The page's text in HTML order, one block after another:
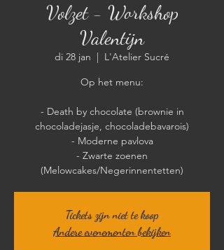
Volzet - Workshop
Valentijn
di 28 jan
  |
L'Atelier Sucré
Op het menu:
- Death by chocolate (brownie in
chocoladejasje, chocoladebavarois)
- Moderne pavlova
- Zwarte zoenen
Tickets zijn niet te koop
Andere evenementen bekijken